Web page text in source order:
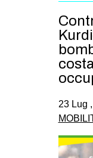
23 Lug